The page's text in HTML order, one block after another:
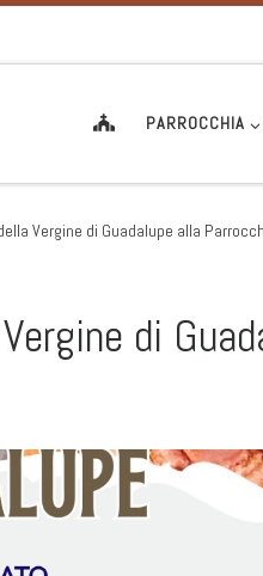
PARROCCHIA
Vergine di Guadalupe alla
di